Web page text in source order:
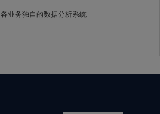
各业务独自的数据分析系统